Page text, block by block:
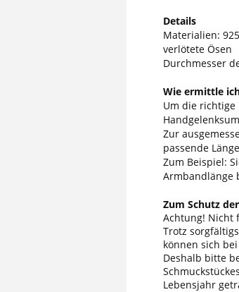
Details
Materialien:
verlötete Ösen
Durchmesser
Wie ermittle
Um die richtige
Zur
passende
Zum Beispiel:
Armbandlänge
Zum Schutz
Achtung! Nicht
Trotz
können sich
Deshalb bitte
Lebensjahr